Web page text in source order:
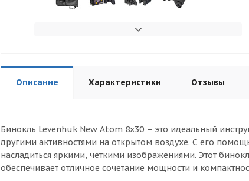
Описание Характеристики Отзывы
Бинокль Levenhuk New Atom 8x30 – это идеальный
другими активностями на открытом воздухе. С его
насладиться яркими, четкими изображениями. Этот
обеспечивает отличное сочетание мощности и